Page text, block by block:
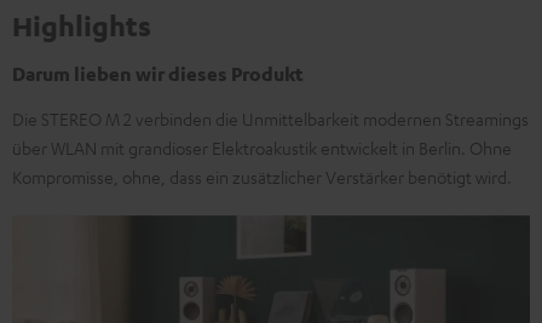
Highlights
Darum lieben wir dieses Produkt
Die STEREO M 2 verbinden die Unmittelbarkeit modernen Streamings
über WLAN mit grandioser Elektroakustik entwickelt in Berlin. Ohne
Kompromisse, ohne, dass ein zusätzlicher Verstärker benötigt wird.